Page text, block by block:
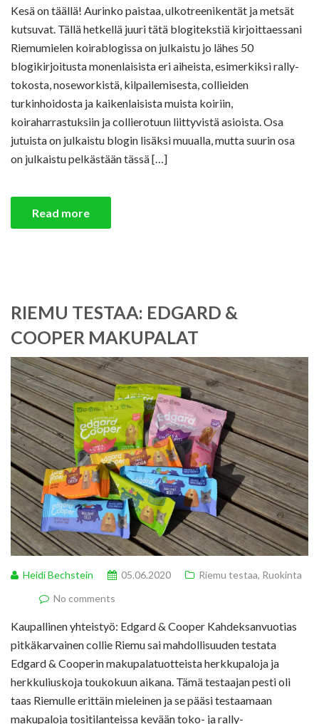
Kesä on täällä! Aurinko paistaa, ulkotreenikentät ja metsät
kutsuvat. Tällä hetkellä juuri tätä blogitekstiä kirjoittaessani
Riemumielen koirablogissa on julkaistu jo lähes 50
blogikirjoitusta monenlaisista eri aiheista, esimerkiksi rally-
tokosta, noseworkistä, kilpailemisesta, collieiden
turkinhoidosta ja kaikenlaisista muista koiriin,
koiraharrastuksiin ja collierotuun liittyvistä asioista. Osa
jutuista on julkaistu blogin lisäksi muualla, mutta suurin osa
on julkaistu pelkästään tässä […]
Read more
RIEMU TESTAA: EDGARD &
COOPER MAKUPALAT
Heidi Bechstein 05.06.2020 Riemu testaa, Ruokinta
No comments
Kaupallinen yhteistyö: Edgard & Cooper Kahdeksanvuotias
pitkäkarvainen collie Riemu sai mahdollisuuden testata
Edgard & Cooperin makupalatuotteista herkkupaloja ja
herkkuliuskoja toukokuun aikana. Tämä testaajan pesti oli
taas Riemulle erittäin mieleinen ja se pääsi testaamaan
makupaloja tositilanteissa kevään toko- ja rally-